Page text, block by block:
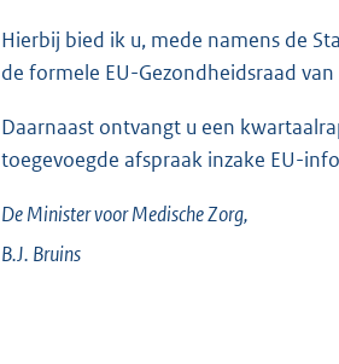
Hierbij bied ik u, mede namens de
de formele EU-Gezondheidsraad
Daarnaast ontvangt u een
toegevoegde afspraak inzake EU-
De Minister voor Medische Zorg,
B.J. Bruins